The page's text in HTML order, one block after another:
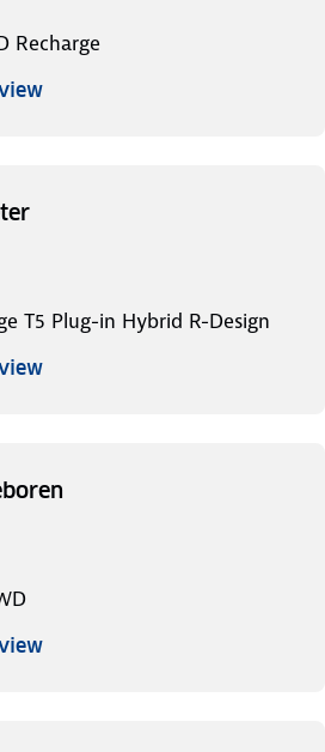
Recharge
T5 Plug-in Hybrid R-Design